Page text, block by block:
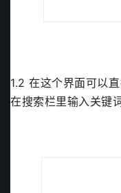
1.2 在这个界面可以
在搜索栏里输入关键